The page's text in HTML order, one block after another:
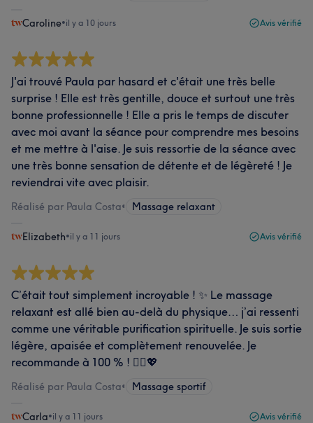
Caroline•il y a 10 jours Avis vérifié
J'ai trouvé Paula par hasard et c'était une très belle
surprise ! Elle est très gentille, douce et surtout une très
bonne professionnelle ! Elle a pris le temps de discuter
avec moi avant la séance pour comprendre mes besoins
et me mettre à l'aise. Je suis ressortie de la séance avec
une très bonne sensation de détente et de légèreté ! Je
reviendrai vite avec plaisir.
Réalisé par Paula Costa• Massage relaxant
Elizabeth•il y a 11 jours Avis vérifié
C’était tout simplement incroyable ! ✨ Le massage
relaxant est allé bien au-delà du physique… j’ai ressenti
comme une véritable purification spirituelle. Je suis sortie
légère, apaisée et complètement renouvelée. Je
recommande à 100 % ! 💆‍♀️💖
Réalisé par Paula Costa• Massage sportif
Carla•il y a 11 jours Avis vérifié